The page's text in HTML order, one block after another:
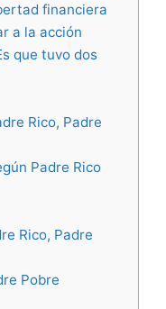
financiera
a la acción
que tuvo dos
Rico, Padre
Padre Rico
Rico, Padre
Pobre